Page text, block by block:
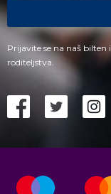
Prijavite se na naš bilten
roditeljstva.